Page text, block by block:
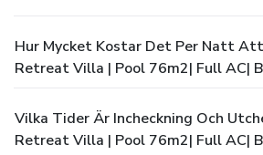
Hur Mycket Kostar Det Per Natt
Retreat Villa | Pool 76m2| Full AC|
Vilka Tider Är Incheckning Och
Retreat Villa | Pool 76m2| Full AC|